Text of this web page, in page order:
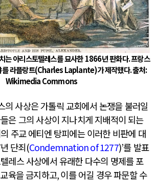
는 아리스토텔레스를 묘사한1866년 판화다.프랑스
라플랑트(Charles Laplante)가 제작했다.출처:
Wikimedia Commons
의 사상은 가톨릭 교회에서 논쟁을 불러일
은 그의 사상이 지나치게 지배적이 되는
주교 에티엔 탕피에는 이러한 비판에 대
년 단죄(Condemnation of 1277)’를 발표
레스 사상에서 유래한 다수의 명제를 포
육을 금지하고,이를 어길 경우 파문할 수